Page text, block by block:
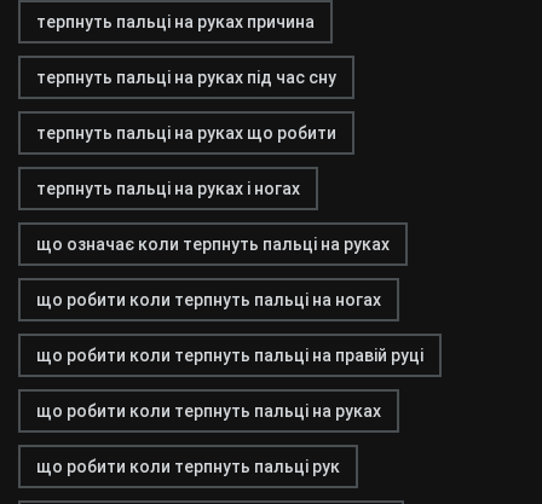
терпнуть пальці на руках причина
терпнуть пальці на руках під час сну
терпнуть пальці на руках що робити
терпнуть пальці на руках і ногах
що означає коли терпнуть пальці на руках
що робити коли терпнуть пальці на ногах
що робити коли терпнуть пальці на правій руці
що робити коли терпнуть пальці на руках
що робити коли терпнуть пальці рук